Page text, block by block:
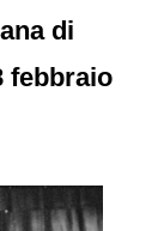
di
febbraio